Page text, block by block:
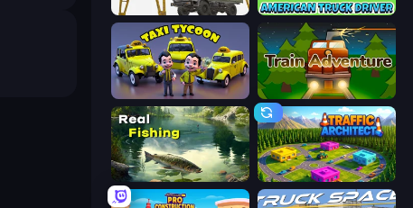
The Cargo American Truck Driver
Taxi Tycoon: Idle Business Train Adventure
Real Fishing Simulator Traffic Architect